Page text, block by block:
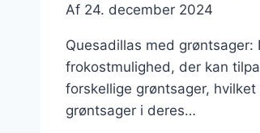
Af 24. december 2024
Quesadillas med
frokostmulighed, der kan
forskellige grøntsager,
grøntsager i deres…